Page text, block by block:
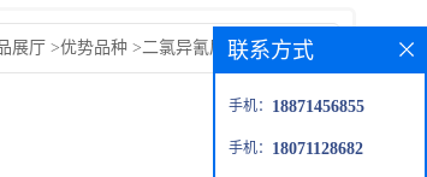
展厅 >优势品种 >二氯异氰尿酸钠二水合物
联系方式
手机： 18871456855
手机： 18071128682